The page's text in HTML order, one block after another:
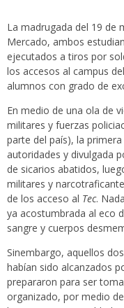
La madrugada del 19 de
Mercado, ambos
ejecutados a tiros por
los accesos al campus
alumnos con grado de
En medio de una ola de
militares y fuerzas
parte del país), la
autoridades y divulgada
de sicarios abatidos,
militares y
de los acceso al Tec.
ya acostumbrada al eco
sangre y cuerpos
Sinembargo, aquellos dos
habían sido alcanzados
prepararon para ser
organizado, por medio